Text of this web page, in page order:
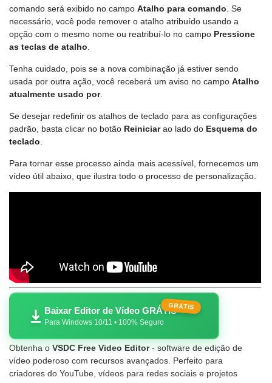
comando será exibido no campo Atalho para comando. Se
necessário, você pode remover o atalho atribuído usando a
opção com o mesmo nome ou reatribuí-lo no campo Pressione
as teclas de atalho.
Tenha cuidado, pois se a nova combinação já estiver sendo
usada por outra ação, você receberá um aviso no campo Atalho
atualmente usado por.
Se desejar redefinir os atalhos de teclado para as configurações
padrão, basta clicar no botão Reiniciarao lado do Esquema do
teclado.
Para tornar esse processo ainda mais acessível, fornecemos um
vídeo útil abaixo, que ilustra todo o processo de personalização.
Baixar Editor de Vídeo GRÁTIS
Para Windows 10/11 • 100% Seguro
GRÁTIS
Obtenha o VSDC Free Video Editor- software de edição de
vídeo poderoso com recursos avançados. Perfeito para
criadores do YouTube, vídeos para redes sociais e projetos